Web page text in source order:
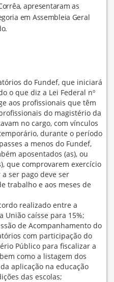
apresentaram as
em Assembleia Geral
do Fundef, que iniciará
o que diz a Lei Federal nº
aos profissionais que têm
do magistério da
no cargo, com vínculos
durante o período
a menos do Fundef,
aposentados (as), ou
que comprovarem exercício
ser pago deve ser
trabalho e aos meses de
realizado entre a
União caísse para 15%;
de Acompanhamento do
com participação do
Público para fiscalizar a
como a listagem dos
aplicação na educação
das escolas;